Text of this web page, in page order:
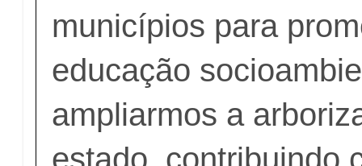
municípios para
educação
ampliarmos a
estado, contribuindo